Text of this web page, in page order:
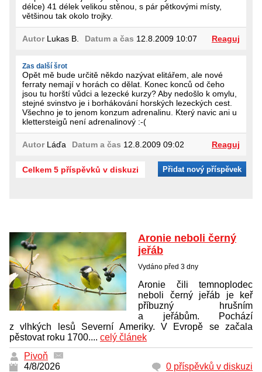
délce) 41 délek velikou stěnou, s pár pětkovými místy,
většinou tak okolo trojky.
AutorLukas B. Datum a čas 12.8.2009 10:07 Reaguj
Zas další šrot
Opět mě bude určitě někdo nazývat elitářem, ale nové
ferraty nemají v horách co dělat. Konec konců od čeho
jsou tu horští vůdci a lezecké kurzy? Aby nedošlo k omylu,
stejné svinstvo je i borhákování horských lezeckých cest.
Všechno je to jenom konzum adrenalinu. Který navic ani u
klettersteigů není adrenalinový :-(
AutorLáďa Datum a čas 12.8.2009 09:02 Reaguj
Celkem 5 příspěvků v diskuzi Přidat nový příspěvek
Aronie neboli černý
jeřáb
Vydáno před 3 dny
Aronie čili temnoplodec
neboli černý jeřáb je keř
příbuzný hrušním
a jeřábům. Pochází
z vlhkých lesů Severní Ameriky. V Evropě se začala
pěstovat roku 1700.... celý článek
Pivoň
4/8/2026
0 příspěvků v diskuzi